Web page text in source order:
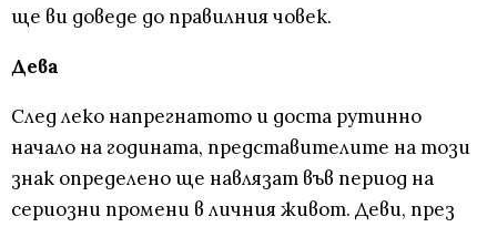
ще ви доведе до правилния човек.
Дева
След леко напрегнатото и доста рутинно
начало на годината, представителите на този
знак определено ще навлязат във период на
сериозни промени в личния живот. Деви, през